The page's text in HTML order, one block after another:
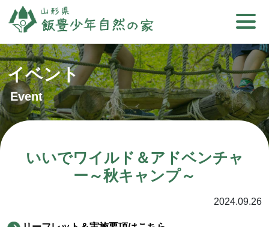
イベント
Event
いいでワイルド＆アドベンチャ
ー～秋キャンプ～
2024.09.26